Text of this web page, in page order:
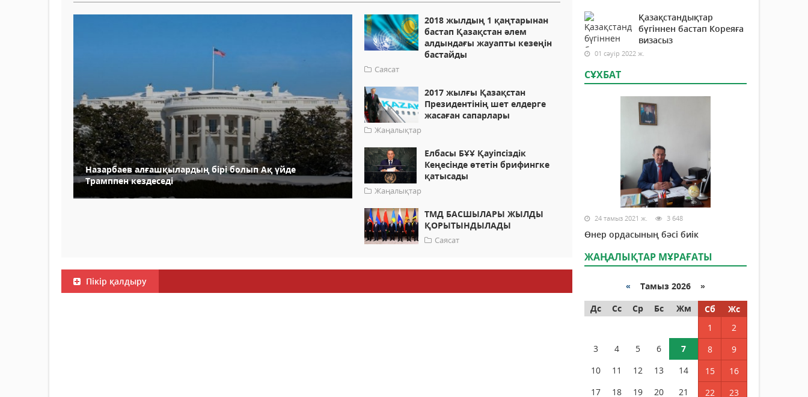
Назарбаев алғашқылардың бірі болып Ақ үйде
Трамппен кездеседі
2018 жылдың 1 қаңтарынан
бастап Қазақстан әлем
алдындағы жауапты кезеңін
бастайды
Саясат
2017 жылғы Қазақстан
Президентінің шет елдерге
жасаған сапарлары
Жаңалықтар
Елбасы БҰҰ Қауіпсіздік
Кеңесінде өтетін брифингке
қатысады
Жаңалықтар
ТМД БАСШЫЛАРЫ ЖЫЛДЫ
ҚОРЫТЫНДЫЛАДЫ
Саясат
Пікір қалдыру
Қазақстандықтар
бүгіннен бастап Кореяға
визасыз
01 сәуір 2022 ж.
СҰХБАТ
24 тамыз 2021 ж. 3 648
Өнер ордасының бәсі биік
ЖАҢАЛЫҚТАР МҰРАҒАТЫ
« Тамыз 2026 »
Дс
Сс Ср Бс Жм Сб
Жс
1
2
3
4 5 6 7 8
9
10
11 12 13 14 15
16
17
18 19 20 21 22 23